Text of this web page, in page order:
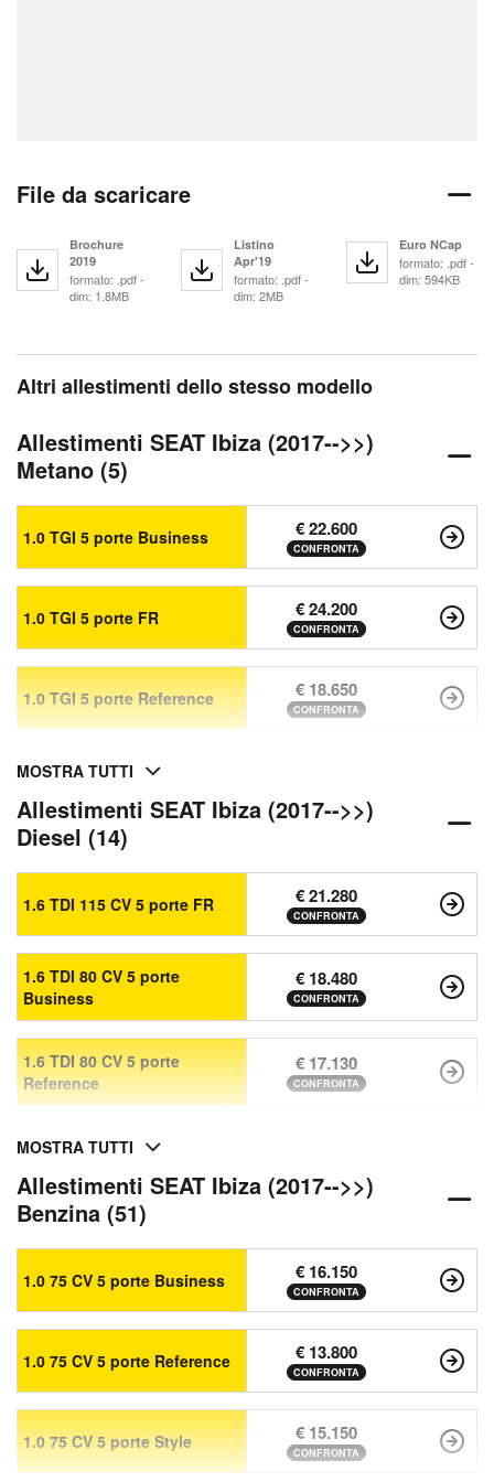
File da scaricare
Brochure
2019
formato: .pdf -
dim: 1.8MB
Listino
Apr'19
formato: .pdf -
dim: 2MB
Euro NCap
formato: .pdf -
dim: 594KB
Altri allestimenti dello stesso modello
Allestimenti SEAT Ibiza (2017-->>)
Metano (5)
1.0 TGI 5 porte Business € 22.600
CONFRONTA
1.0 TGI 5 porte FR € 24.200
CONFRONTA
1.0 TGI 5 porte Reference € 18.650
CONFRONTA
MOSTRA TUTTI
Allestimenti SEAT Ibiza (2017-->>)
Diesel (14)
1.6 TDI 115 CV 5 porte FR € 21.280
CONFRONTA
1.6 TDI 80 CV 5 porte
Business
€ 18.480
CONFRONTA
1.6 TDI 80 CV 5 porte
Reference
€ 17.130
CONFRONTA
MOSTRA TUTTI
Allestimenti SEAT Ibiza (2017-->>)
Benzina (51)
1.0 75 CV 5 porte Business € 16.150
CONFRONTA
1.0 75 CV 5 porte Reference € 13.800
CONFRONTA
1.0 75 CV 5 porte Style € 15.150
CONFRONTA